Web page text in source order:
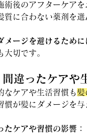
術後のアフターケアを
質に合わない薬剤を選
メージを避けるため
大切です。
違ったケアや
なケアや生活習慣も 髪
慣が髪にダメージを
たケアや習慣の影響：